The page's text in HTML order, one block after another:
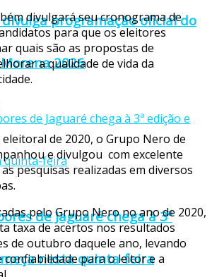
programação oficial do
2026
de Jaguaré chega à 3ª
nesta quinta-feira
divulgará seu cronograma de
para que os eleitores
quais são as propostas de
a qualidade de vida da
de 2020, o Grupo Nero de
e divulgou com excelente
pesquisas realizadas em diversos
pelo Grupo Nero no ano de 2020,
taxa de acertos nos resultados
de outubro daquele ano, levando
confiabilidade para o leitor e a